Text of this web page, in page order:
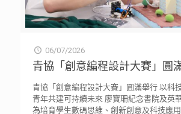
06/07/2026
青協「創意編程設計大賽」圓
青協「創意編程設計大賽」圓滿舉行 以科
青年共建可持續未來 廖寶珊紀念書院及英
為培育學生數碼思維、創新創意及科技應